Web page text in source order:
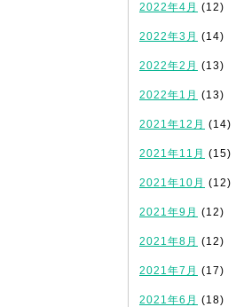
2022年4月 (12)
2022年3月 (14)
2022年2月 (13)
2022年1月 (13)
2021年12月 (14)
2021年11月 (15)
2021年10月 (12)
2021年9月 (12)
2021年8月 (12)
2021年7月 (17)
2021年6月 (18)